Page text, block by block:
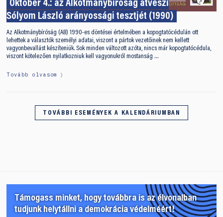
Október 4.: az Alkotmánybíróság átveszi
Sólyom László arányossági tesztjét (1990)
Az Alkotmánybíróság (AB) 1990-es döntései értelmében a kopogtatócédulán ott
lehettek a választók személyi adatai, viszont a pártok vezetőinek nem kellett
vagyonbevallást készíteniük. Sok minden változott azóta, nincs már kopogtatócédula,
viszont kötelezően nyilatkozniuk kell vagyonukról mostanság …
Tovább olvasom
TOVÁBBI ESEMÉNYEK A KALENDÁRIUMBAN
Támogass minket, hogy továbbra is az élvonalban
tudjunk helytállni a demokrácia védelméért!